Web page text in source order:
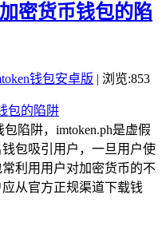
密货币钱包的陷
钱包安卓版 | 浏览:853
陷阱，imtoken.ph是虚假
包吸引用户，一旦用户使
利用用户对加密货币的不
从官方正规渠道下载钱